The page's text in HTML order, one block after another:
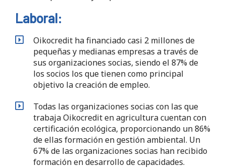
Laboral:
Oikocredit ha financiado casi 2 millones de
pequeñas y medianas empresas a través de
sus organizaciones socias, siendo el 87% de
los socios los que tienen como principal
objetivo la creación de empleo.
Todas las organizaciones socias con las que
trabaja Oikocredit en agricultura cuentan con
certificación ecológica, proporcionando un 86%
de ellas formación en gestión ambiental. Un
67% de las organizaciones socias han recibido
formación en desarrollo de capacidades.